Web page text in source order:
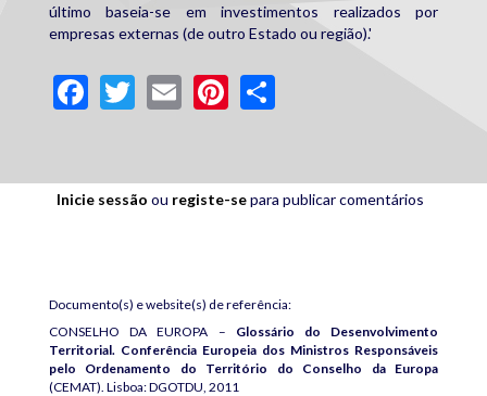
último baseia-se em investimentos realizados por
empresas externas (de outro Estado ou região).'
Facebook
Twitter
EmailPinterest
Inicie sessão ou registe-separa publicar comentários
Documento(s) e website(s) de referência:
CONSELHO DA EUROPA – Glossário do Desenvolvimento
Territorial. Conferência Europeia dos Ministros Responsáveis
pelo Ordenamento do Território do Conselho da Europa
(CEMAT). Lisboa: DGOTDU, 2011